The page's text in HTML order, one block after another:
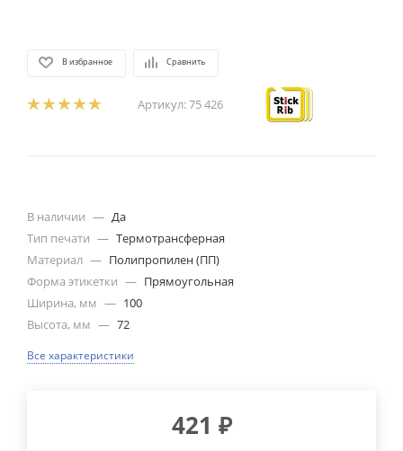
В избранное Сравнить
Артикул:75 426
В наличии — Да
Тип печати — Термотрансферная
Материал — Полипропилен (ПП)
Форма этикетки — Прямоугольная
Ширина, мм — 100
Высота, мм — 72
Все характеристики
421 ₽